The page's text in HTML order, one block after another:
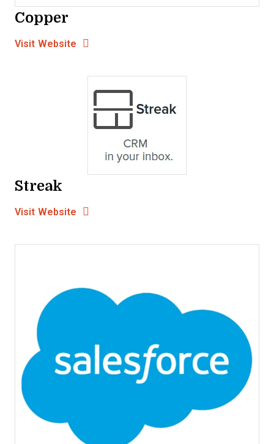
Copper
Visit Website Opens New Window
Streak
Visit Website Opens New Window